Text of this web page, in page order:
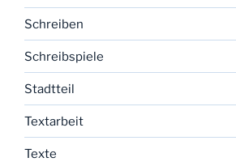
Schreiben
Schreibspiele
Stadtteil
Textarbeit
Texte